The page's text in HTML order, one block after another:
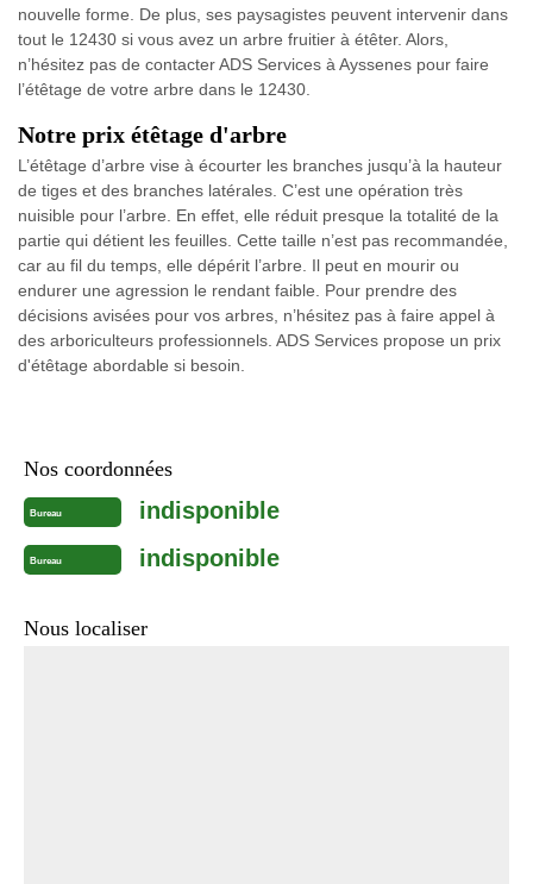
nouvelle forme. De plus, ses paysagistes peuvent intervenir dans
tout le 12430 si vous avez un arbre fruitier à étêter. Alors,
n’hésitez pas de contacter ADS Services à Ayssenes pour faire
l’étêtage de votre arbre dans le 12430.
Notre prix étêtage d'arbre
L’étêtage d’arbre vise à écourter les branches jusqu’à la hauteur
de tiges et des branches latérales. C’est une opération très
nuisible pour l’arbre. En effet, elle réduit presque la totalité de la
partie qui détient les feuilles. Cette taille n’est pas recommandée,
car au fil du temps, elle dépérit l’arbre. Il peut en mourir ou
endurer une agression le rendant faible. Pour prendre des
décisions avisées pour vos arbres, n’hésitez pas à faire appel à
des arboriculteurs professionnels. ADS Services propose un prix
d'étêtage abordable si besoin.
Nos coordonnées
Bureau indisponible
Bureau indisponible
Nous localiser